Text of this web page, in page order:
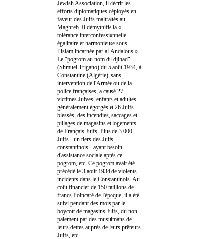
Jewish Association, il décrit les
efforts diplomatiques déployés en
faveur des Juifs maltraités au
Maghreb. Il démythifie la «
tolérance interconfessionnelle
égalitaire et harmonieuse sous
l’islam incarnée par al-Andalous ».
Le "pogrom au nom du djihad"
(Shmuel Trigano) du 5 août 1934, à
Constantine (Algérie), sans
intervention de l'Armée ou de la
police françaises, a causé 27
victimes Juives, enfants et adultes
généralement égorgés et 26 Juifs
blessés, des incendies, saccages et
pillages de magasins et logements
de Français Juifs. Plus de 3 000
Juifs - un tiers des Juifs
constantinois - ayant besoin
d'assistance sociale après ce
pogrom, etc. Ce pogrom avait été
précédé le 3 août 1934 de violents
incidents dans le Constantinois. Au
coût financier de 150 millions de
francs Poincaré de l'époque, il a été
suivi pendant des mois par le
boycott de magasins Juifs, du non
paiement par des musulmans de
leurs dettes auprès de leurs prêteurs
Juifs, etc.